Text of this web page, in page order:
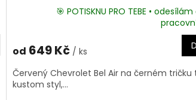
🎯 POTISKNU PRO TEBE •
od 649 Kč / ks
Červený Chevrolet Bel Air na černém tričku
kustom styl,...